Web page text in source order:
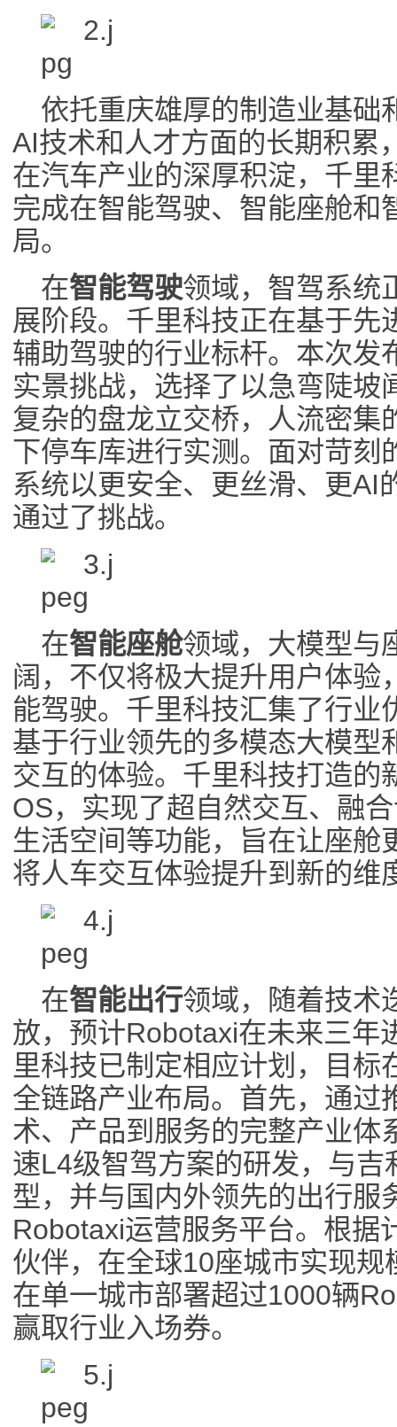
依托重庆雄厚的制造业基础
AI技术和人才方面的长期积累
在汽车产业的深厚积淀，千里
完成在智能驾驶、智能座舱和
局。
在智能驾驶领域，智驾系统
展阶段。千里科技正在基于先
辅助驾驶的行业标杆。本次发
实景挑战，选择了以急弯陡坡
复杂的盘龙立交桥，人流密集
下停车库进行实测。面对苛刻
系统以更安全、更丝滑、更AI
通过了挑战。
在智能座舱领域，大模型与
阔，不仅将极大提升用户体验
能驾驶。千里科技汇集了行业
基于行业领先的多模态大模型
交互的体验。千里科技打造的
OS，实现了超自然交互、融
生活空间等功能，旨在让座舱
将人车交互体验提升到新的维
在智能出行领域，随着技术
放，预计Robotaxi在未来三年
里科技已制定相应计划，目
全链路产业布局。首先，通过
术、产品到服务的完整产业体
速L4级智驾方案的研发，与
型，并与国内外领先的出行服
Robotaxi运营服务平台。根据
伙伴，在全球10座城市实现
在单一城市部署超过1000辆
赢取行业入场券。